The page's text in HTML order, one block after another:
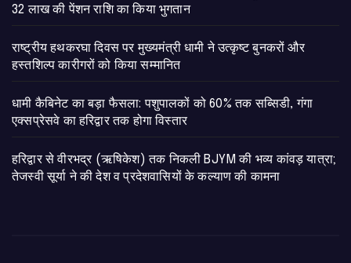
32 लाख की पेंशन राशि का किया भुगतान
राष्ट्रीय हथकरघा दिवस पर मुख्यमंत्री धामी ने उत्कृष्ट बुनकरों और
हस्तशिल्प कारीगरों को किया सम्मानित
​धामी कैबिनेट का बड़ा फैसला: पशुपालकों को 60% तक सब्सिडी, गंगा
एक्सप्रेसवे का हरिद्वार तक होगा विस्तार
​हरिद्वार से वीरभद्र (ऋषिकेश) तक निकली BJYM की भव्य कांवड़ यात्रा;
तेजस्वी सूर्या ने की देश व प्रदेशवासियों के कल्याण की कामना